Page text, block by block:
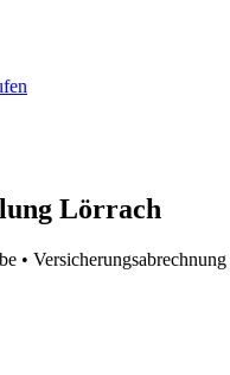
Lörrach
• Versicherungsabrechnung